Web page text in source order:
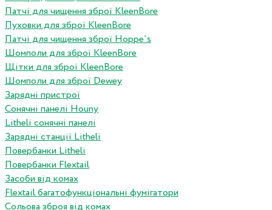
Патчі для чищення зброї KleenBore
Пуховки для зброї KleenBore
Патчі для чищення зброї Hoppe`s
Шомполи для зброї KleenBore
Щітки для зброї KleenBore
Шомполи для зброї Dewey
Зарядні пристрої
Сонячні панелі Houny
Litheli сонячні панелі
Зарядні станції Litheli
Повербанки Litheli
Повербанки Flextail
Засоби від комах
Flextail багатофункціональні фумігатори
Сольова зброя від комах